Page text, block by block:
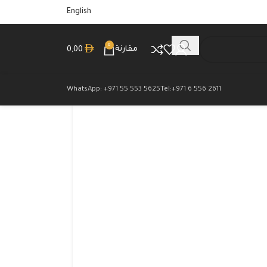
English
مقارنة
0
0,00
Tel:+971 6 556 2611
WhatsApp: +971 55 553 5625